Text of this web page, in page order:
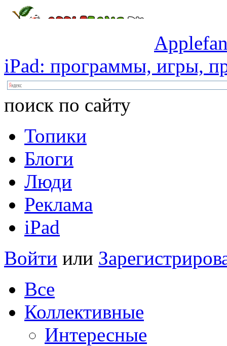
iPad: программы, игры,
поиск по сайту
Топики
Блоги
Люди
Реклама
iPad
Войти или
Все
Коллективные
Интересные